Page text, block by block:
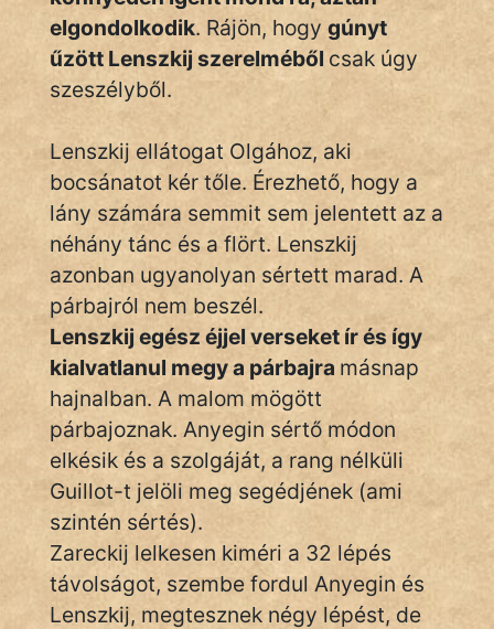
elgondolkodik. Rájön, hogy gúnyt
űzött Lenszkij szerelméből csak úgy
szeszélyből.
Lenszkij ellátogat Olgához, aki
bocsánatot kér tőle. Érezhető, hogy a
lány számára semmit sem jelentett az a
néhány tánc és a flört. Lenszkij
azonban ugyanolyan sértett marad. A
párbajról nem beszél.
Lenszkij egész éjjel verseket ír és így
kialvatlanul megy a párbajra másnap
hajnalban. A malom mögött
párbajoznak. Anyegin sértő módon
elkésik és a szolgáját, a rang nélküli
Guillot-t jelöli meg segédjének (ami
szintén sértés).
Zareckij lelkesen kiméri a 32 lépés
távolságot, szembe fordul Anyegin és
Lenszkij, megtesznek négy lépést, de